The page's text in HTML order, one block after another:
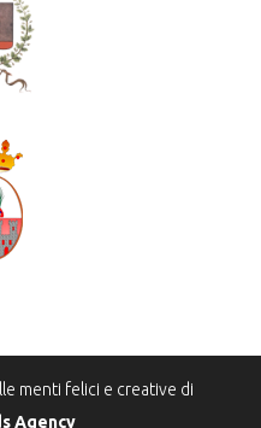
menti felici e creative di
Agency